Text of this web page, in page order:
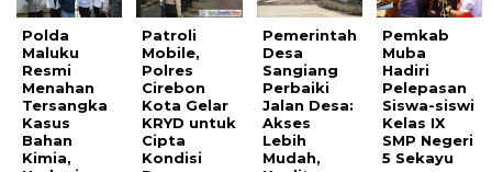
Polda
Maluku
Resmi
Menahan
Tersangka
Kasus
Bahan
Kimia,
Patroli
Mobile,
Polres
Cirebon
Kota Gelar
KRYD untuk
Cipta
Kondisi
Pemerintah
Desa
Sangiang
Perbaiki
Jalan Desa:
Akses
Lebih
Mudah,
Pemkab
Muba
Hadiri
Pelepasan
Siswa-siswi
Kelas IX
SMP Negeri
5 Sekayu